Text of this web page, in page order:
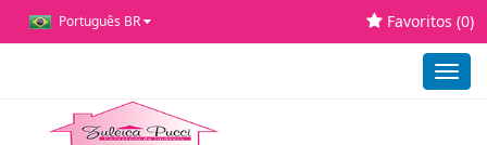
Português BR Favoritos (0)